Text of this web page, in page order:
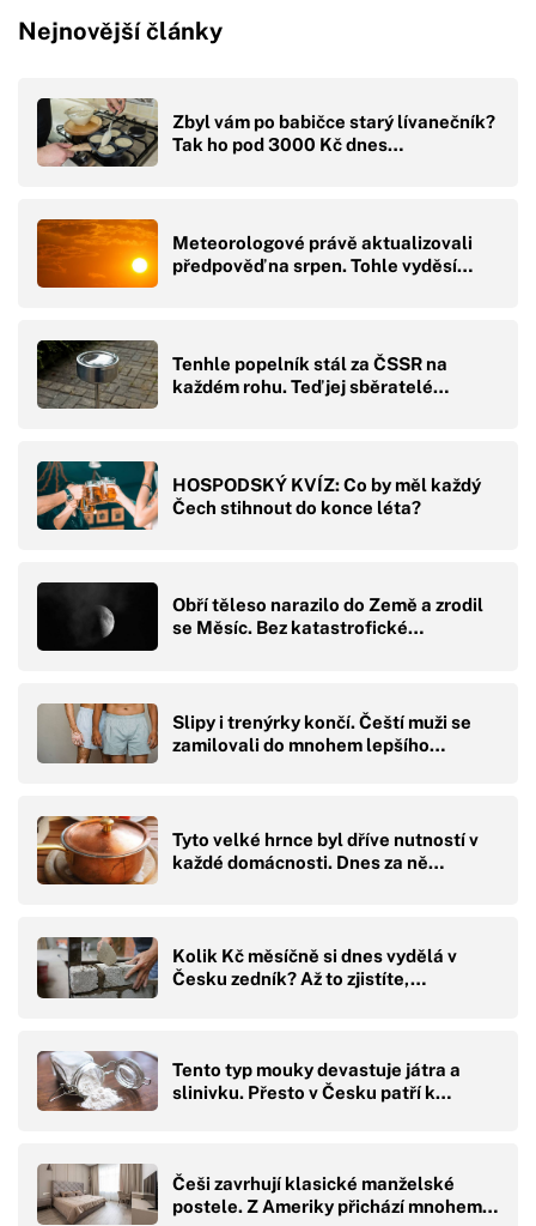
Nejnovější články
Zbyl vám po babičce starý lívanečník?
Tak ho pod 3000 Kč dnes…
Meteorologové právě aktualizovali
předpověď na srpen. Tohle vyděsí…
Tenhle popelník stál za ČSSR na
každém rohu. Teď jej sběratelé…
HOSPODSKÝ KVÍZ: Co by měl každý
Čech stihnout do konce léta?
Obří těleso narazilo do Země a zrodil
se Měsíc. Bez katastrofické…
Slipy i trenýrky končí. Čeští muži se
zamilovali do mnohem lepšího…
Tyto velké hrnce byl dříve nutností v
každé domácnosti. Dnes za ně…
Kolik Kč měsíčně si dnes vydělá v
Česku zedník? Až to zjistíte,…
Tento typ mouky devastuje játra a
slinivku. Přesto v Česku patří k…
Češi zavrhují klasické manželské
postele. Z Ameriky přichází mnohem…